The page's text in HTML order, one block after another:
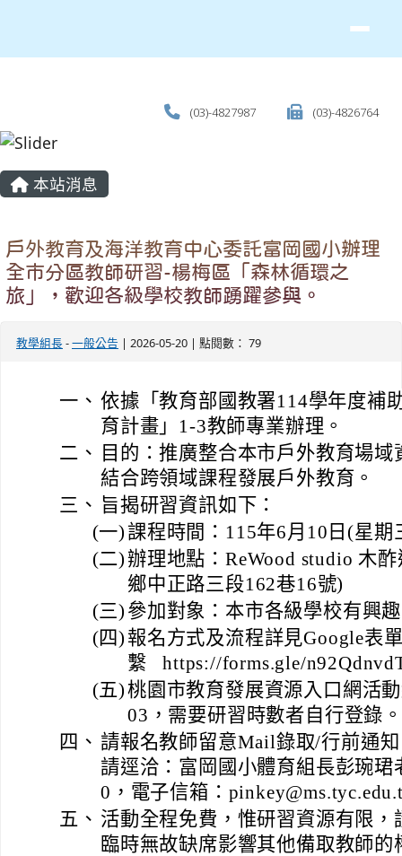
(03)-4827987 (03)-4826764
主內容區域
本站消息
戶外教育及海洋教育中心委託富岡國小辦理
全市分區教師研習-楊梅區「森林循環之
旅」，歡迎各級學校教師踴躍參與。
教學組長-一般公告 | 2026-05-20 | 點閱數： 79
一、 依據「教育部國教署114學年度補
育計畫」1-3教師專業辦理。
二、
目的：推廣整合本市戶外教育場
結合跨領域課程發展戶外教育。
三、 旨揭研習資訊如下：
(一)課程時間：115年6月10日(星期
(二)辦理地點：ReWood studio 木
鄉中正路三段162巷16號)
(三) 參加對象：本市各級學校有興
(四) 報名方式及流程詳見Google表
繫 https://forms.gle/
(五)桃園市教育發展資源入口網活
03，需要研習時數者自行登錄。
四、 請報名教師留意Mail錄取/行前通
請逕洽：富岡國小體育組長彭琬珺
0，電子信箱：
五、 活動全程免費，惟研習資源有限
臨時無故缺席影響其他備取教師的